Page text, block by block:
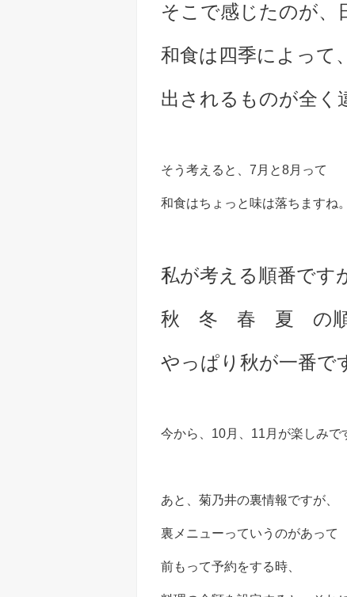
そこで感じたのが、
和食は四季によって
出されるものが全く
そう考えると、7月と8月って
和食はちょっと味は落ちますね。
私が考える順番です
秋 冬 春 夏 の順
やっぱり秋が一番で
今から、10月、11月が楽しみで
あと、菊乃井の裏情報ですが、
裏メニューっていうのがあって
前もって予約をする時、